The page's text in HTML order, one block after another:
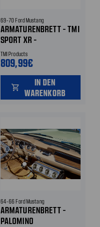
69-70 Ford Mustang
ARMATURENBRETT - TMI
SPORT XR -
SCHWARZ/SCHWARZ -
OHNE OE KLIMA
TMI Products
809,99€
shopping_cart
IN DEN
WARENKORB
64-66 Ford Mustang
ARMATURENBRETT -
PALOMINO